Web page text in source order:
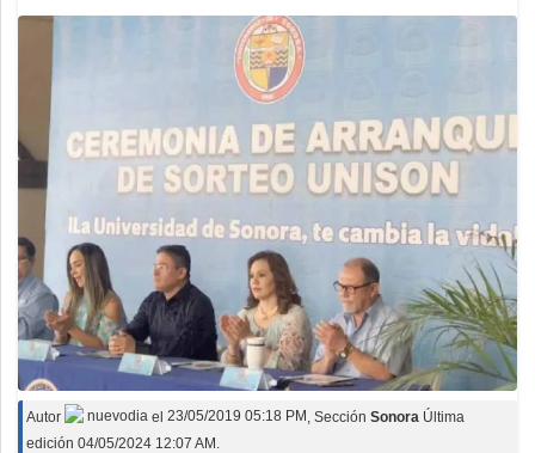
Autor nuevodia el 23/05/2019 05:18 PM , Sección Sonora Última
edición 04/05/2024 12:07 AM.